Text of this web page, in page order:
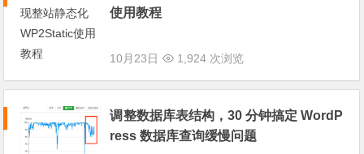
使用教程
10月23日 1,924 次浏览
调整数据库表结构，30 分钟搞定 WordP
ress 数据库查询缓慢问题